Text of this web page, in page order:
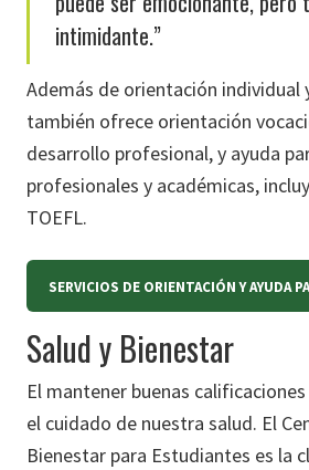
intimidante.”
Además de orientación individual
también ofrece orientación
desarrollo profesional, y ayuda
profesionales y académicas,
TOEFL.
SERVICIOS DE ORIENTACIÓN Y AYUDA
Salud y Bienestar
El mantener buenas
el cuidado de nuestra salud. El
Bienestar para Estudiantes es la